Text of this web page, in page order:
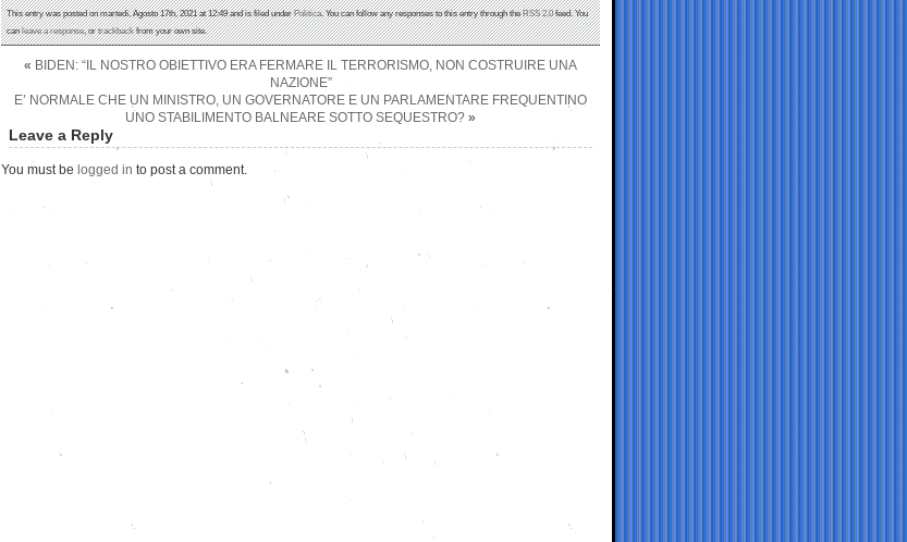
This entry was posted on martedì, Agosto 17th, 2021 at 12:49 and is filed underPolitica. You can follow any responses to this entry through theRSS 2.0feed. You
canleave a response, ortrackbackfrom your own site.
« BIDEN: “IL NOSTRO OBIETTIVO ERA FERMARE IL TERRORISMO, NON COSTRUIRE UNA
NAZIONE”
E’ NORMALE CHE UN MINISTRO, UN GOVERNATORE E UN PARLAMENTARE FREQUENTINO
UNO STABILIMENTO BALNEARE SOTTO SEQUESTRO? »
Leave a Reply
You must be logged in to post a comment.